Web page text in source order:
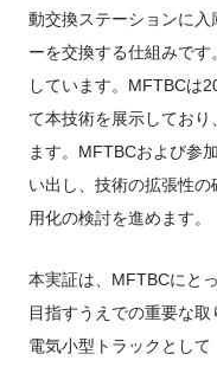
動交換ステーションに入
ーを交換する仕組みで
しています。MFTBCは
て本技術を展示してお
ます。MFTBCおよび参
い出し、技術の拡張性
用化の検討を進めます。
本実証は、MFTBCにと
目指すうえでの重要な
電気小型トラックとし